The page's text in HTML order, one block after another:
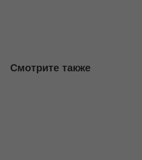
Смотрите также